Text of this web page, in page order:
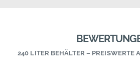
240 LITER BEHÄLTER – PREISWERTE